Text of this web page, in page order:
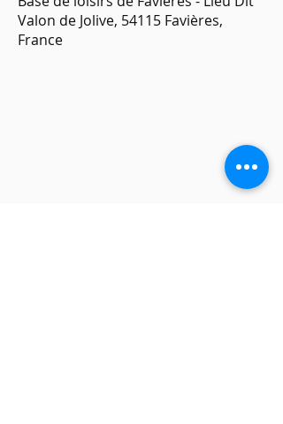
Valon de Jolive, 54115 Favières,
France